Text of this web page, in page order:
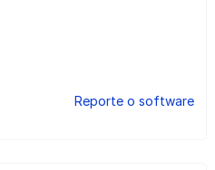
Reporte o software